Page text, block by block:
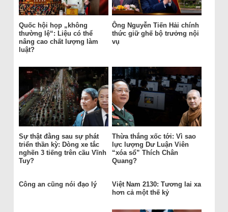
Quốc hội họp „không
thường lệ“: Liệu có thể
nâng cao chất lượng làm
luật?
Ông Nguyễn Tiến Hải chính
thức giữ ghế bộ trưởng nội
vụ
Sự thật đằng sau sự phát
triển thần kỳ: Dòng xe tắc
nghẽn 3 tiếng trên cầu Vĩnh
Tuy?
Thừa thắng xốc tới: Vì sao
lực lượng Dư Luận Viên
“xóa sổ” Thích Chân
Quang?
Công an cũng nói đạo lý
Việt Nam 2130: Tương lai xa
hơn cả một thế kỷ